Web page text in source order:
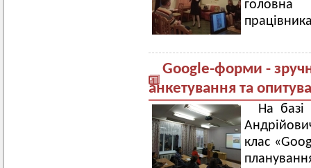
головна
Google-форми -
анкетування та
На базі
клас